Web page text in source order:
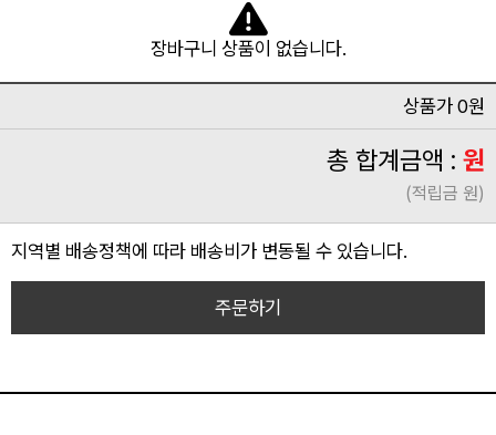
장바구니 상품이 없습니다.
상품가 0원
총 합계금액 : 원
(적립금 원)
지역별 배송정책에 따라 배송비가 변동될 수 있습니다.
주문하기